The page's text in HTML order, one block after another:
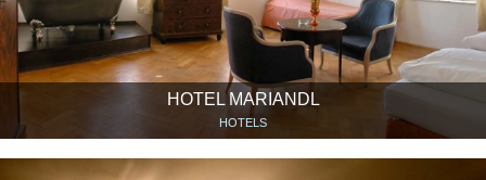
HOTEL MARIANDL
HOTELS